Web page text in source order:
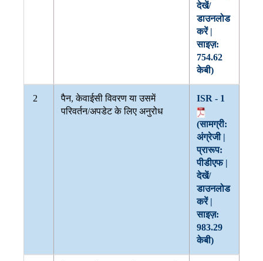
देखें/
डाउनलोड
करें |
साइज़:
754.62
केबी)
2
पैन, केवाईसी विवरण या उसमें
परिवर्तन/अपडेट के लिए अनुरोध
ISR - 1
(सामग्री:
अंग्रेजी |
प्रारूप:
पीडीएफ |
देखें/
डाउनलोड
करें |
साइज़:
983.29
केबी)